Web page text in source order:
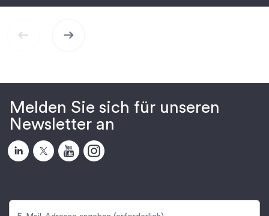
arrow_left_alt arrow_right_alt
Melden Sie sich für unseren
Newsletter an